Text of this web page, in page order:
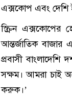
এক্সকোপ এবং দেশি
স্ক্রিন এক্সকোপের
আন্তর্জাতিক
প্রবাসী
সক্ষম। আমরা চাই
করুক।’